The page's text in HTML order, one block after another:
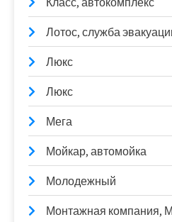
Лотос, служба
Люкс
Люкс
Мега
Мойкар, автомойка
Молодежный
Монтажная компания,